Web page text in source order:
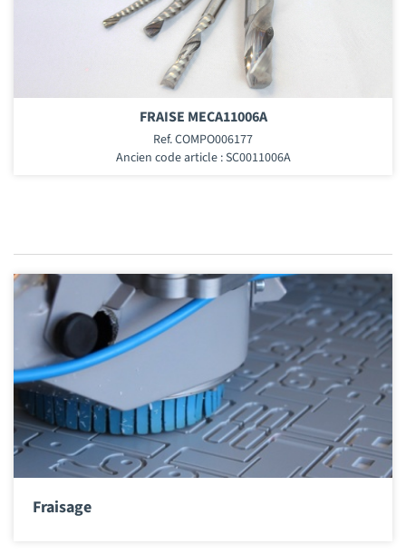
FRAISE MECA11006A
Ref. COMPO006177
Ancien code article : SC0011006A
Fraisage